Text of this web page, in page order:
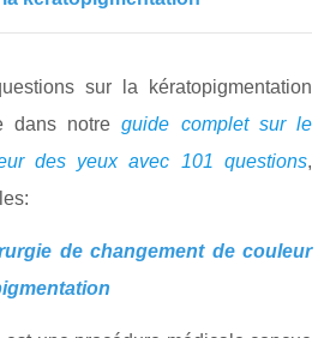
sur la kératopigmentation
dans notreguide complet sur le
des yeux avec 101 questions,
de changement de couleur